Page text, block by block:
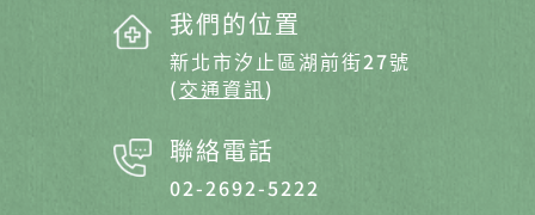
我們的位置
新北市汐止區湖前街27號
(交通資訊)
聯絡電話
02-2692-5222